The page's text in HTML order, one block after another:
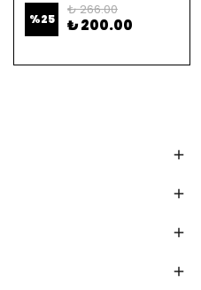
%25
₺ 266.00
₺ 200.00